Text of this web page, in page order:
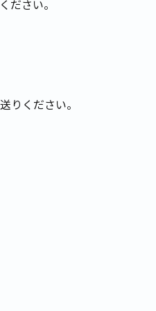
ださい。
りください。